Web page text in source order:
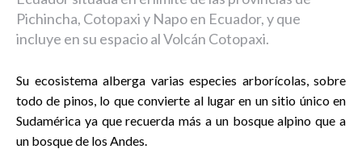
Pichincha, Cotopaxi y Napo en Ecuador, y que
incluye en su espacio al Volcán Cotopaxi.
Su ecosistema alberga varias especies arborícolas, sobre
todo de pinos, lo que convierte al lugar en un sitio único en
Sudamérica ya que recuerda más a un bosque alpino que a
un bosque de los Andes.